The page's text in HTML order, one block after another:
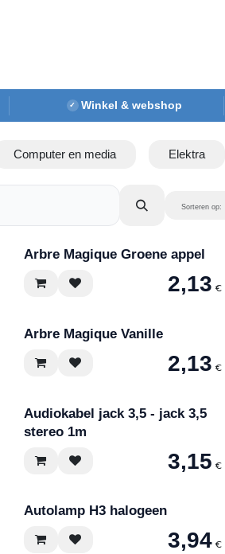
✓ Winkel & webshop
Computer en media Elektra
Sorteren op:
Arbre Magique Groene appel
2,13 €
Arbre Magique Vanille
2,13 €
Audiokabel jack 3,5 - jack 3,5
stereo 1m
3,15 €
Autolamp H3 halogeen
3,94 €